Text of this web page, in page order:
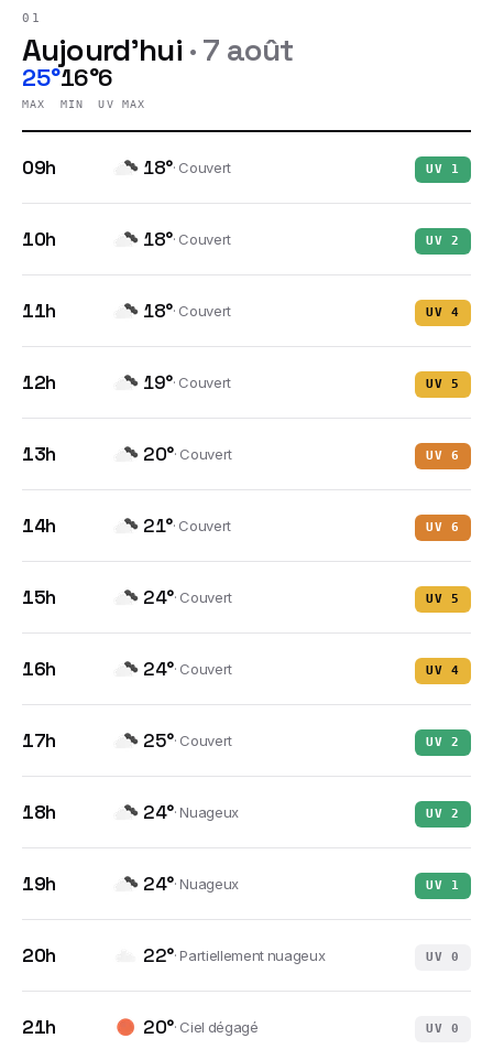
01
Aujourd'hui ·7 août
25°
MAX
16°
MIN
6
UV MAX
09h 18°· Couvert UV 1
10h 18°· Couvert UV2
11h 18°· Couvert UV4
12h 19°· Couvert UV 5
13h 20°· Couvert UV6
14h 21°· Couvert UV6
15h 24°· Couvert UV 5
16h 24°· Couvert UV4
17h 25°· Couvert UV2
18h 24°·Nuageux UV2
19h 24°·Nuageux UV 1
20h 22°·Partiellement nuageux UV0
21h 20°· Ciel dégagé UV0